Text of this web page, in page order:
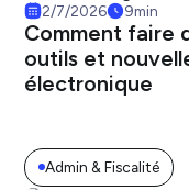
2/7/2026 9min
Comment faire
outils et
électronique
Admin & Fiscalité